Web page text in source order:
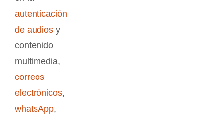
autenticación
de audios y
contenido
multimedia,
correos
electrónicos,
whatsApp,